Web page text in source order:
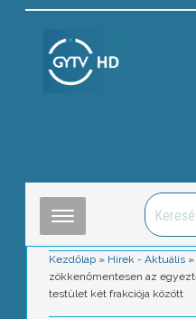
Kezdőlap » Hírek - Aktuális »
zökkenőmentesen az
testület két frakciója között